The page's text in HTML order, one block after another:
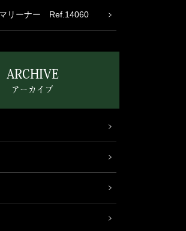
リーナー Ref.14060
ARCHIVE
アーカイブ